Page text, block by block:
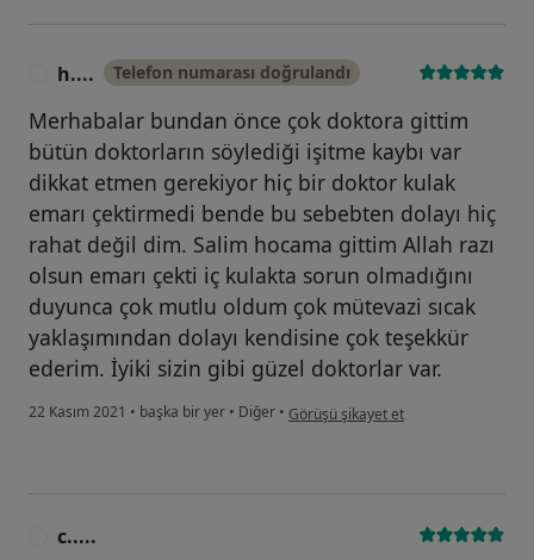
h.... Telefon numarası doğrulandı
Merhabalar bundan önce çok doktora gittim
bütün doktorların söylediği işitme kaybı var
dikkat etmen gerekiyor hiç bir doktor kulak
emarı çektirmedi bende bu sebebten dolayı hiç
rahat değil dim. Salim hocama gittim Allah razı
olsun emarı çekti iç kulakta sorun olmadığını
duyunca çok mutlu oldum çok mütevazi sıcak
yaklaşımından dolayı kendisine çok teşekkür
ederim. İyiki sizin gibi güzel doktorlar var.
22 Kasım 2021 • başka bir yer • Diğer • kullanıcının görüşüne göre h....
Görüşü şikayet et
c.....